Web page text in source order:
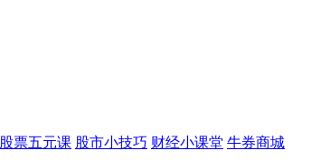
股票五元课 股市小技巧 财经小课堂 牛券商城